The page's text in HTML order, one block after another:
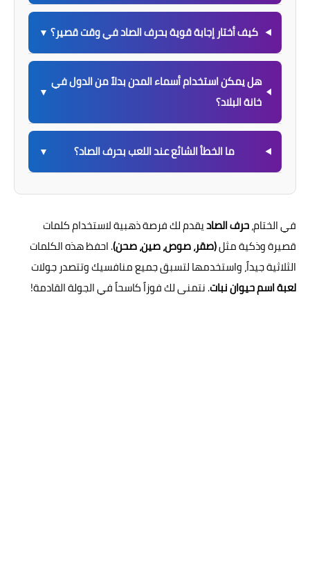
كيف أختار إجابة قوية بحرف الصاد في وقت قصير؟ ▼
هل يمكن استخدام أسماء المدن بدلاً من الدول في
خانة البلاد؟
▼
ما الخطأ الشائع عند اللعب بحرف الصاد؟ ▼
في الختام،حرف الصاديقدم لك فرصة ذهبية لاستخدام كلمات
قصيرة وذكية مثل(صقر، صوص، صين، صحن). احفظ هذه الكلمات
الثلاثية جيداً، واستخدمها لتسبق جميع منافسيك وتتصدر جولات
لعبة اسم حيوان نبات. نتمنى لك فوزاً كاسحاً في الجولة القادمة!